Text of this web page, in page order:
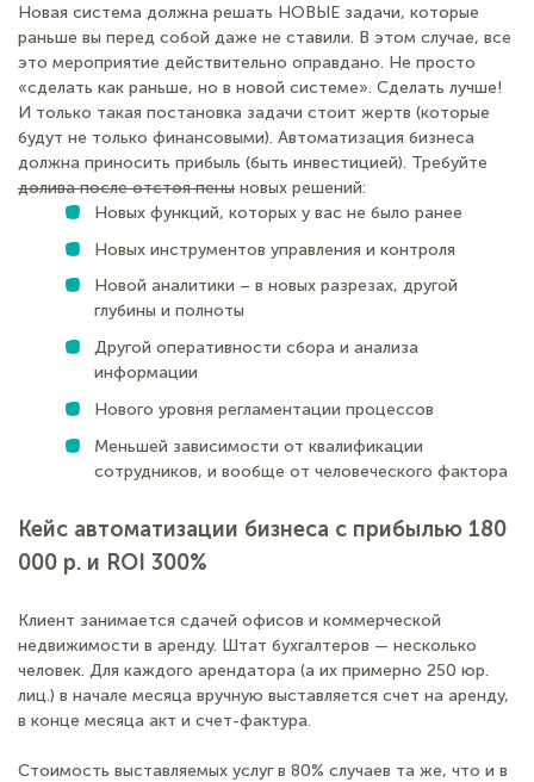
Новая система должна решать НОВЫЕ задачи, которые
раньше вы перед собой даже не ставили. В этом случае, все
это мероприятие действительно оправдано. Не просто
«сделать как раньше, но в новой системе». Сделать лучше!
И только такая постановка задачи стоит жертв (которые
будут не только финансовыми). Автоматизация бизнеса
должна приносить прибыль (быть инвестицией). Требуйте
долива после отстоя пены новых решений:
Новых функций, которых у вас не было ранее
Новых инструментов управления и контроля
Новой аналитики – в новых разрезах, другой
глубины и полноты
Другой оперативности сбора и анализа
информации
Нового уровня регламентации процессов
Меньшей зависимости от квалификации
сотрудников, и вообще от человеческого фактора
Кейс автоматизации бизнеса с прибылью 180
000 р. и ROI 300%
Клиент занимается сдачей офисов и коммерческой
недвижимости в аренду. Штат бухгалтеров — несколько
человек. Для каждого арендатора (а их примерно 250 юр.
лиц.) в начале месяца вручную выставляется счет на аренду,
в конце месяца акт и счет-фактура.
Стоимость выставляемых услуг в 80% случаев та же, что и в